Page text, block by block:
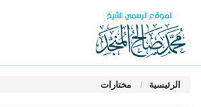
الرئيسية مختارات